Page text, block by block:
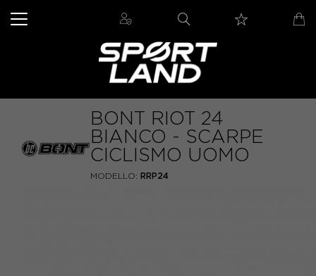
BONT RIOT 24
BIANCO - SCARPE
CICLISMO UOMO
MODELLO: RRP24